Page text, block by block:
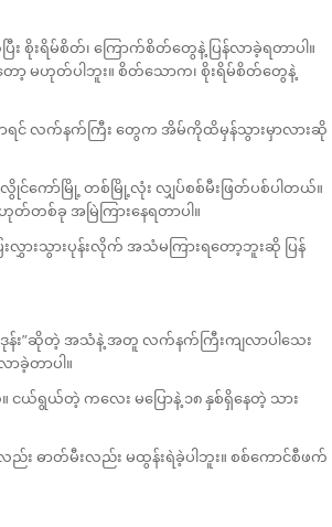
း စိုးရိမ်စိတ်၊ ကြောက်စိတ်တွေနဲ့ ပြန်လာခဲ့ရတာပါ။
ာ့ မဟုတ်ပါဘူး။ စိတ်သောက၊ စိုးရိမ်စိတ်တွေနဲ့
ရင် လက်နက်ကြီး တွေက အိမ်ကိုထိမှန်သွားမှာလားဆို
င်ကော်မြို့ တစ်မြို့လုံး လျှပ်စစ်မီးဖြတ်ပစ်ပါတယ်။
တစ်ခု အမြဲကြားနေရတာပါ။
ားသွားပုန်းလိုက် အသံမကြားရတော့ဘူးဆို ပြန်
န်း”ဆိုတဲ့ အသံနဲ့ အတူ လက်နက်ကြီးကျလာပါ‌သေး
ခဲ့တာပါ။
ယ်ရွယ်တဲ့ ကလေး မပြောနဲ့ ၁၈ နှစ်ရှိနေတဲ့ သား
း ဓာတ်မီးလည်း မထွန်းရဲခဲ့ပါဘူး။ စစ်ကောင်စီဖက်